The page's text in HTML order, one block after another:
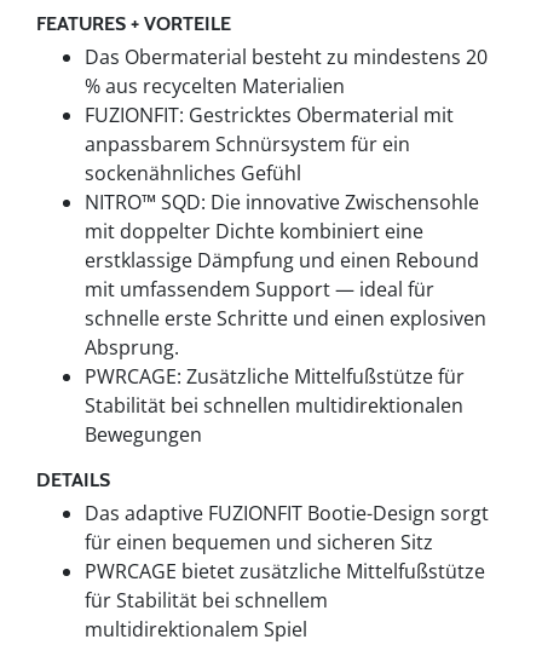
FEATURES + VORTEILE
Das Obermaterial besteht zu mindestens 20
% aus recycelten Materialien
FUZIONFIT: Gestricktes Obermaterial mit
anpassbarem Schnürsystem für ein
sockenähnliches Gefühl
NITRO™ SQD: Die innovative Zwischensohle
mit doppelter Dichte kombiniert eine
erstklassige Dämpfung und einen Rebound
mit umfassendem Support — ideal für
schnelle erste Schritte und einen explosiven
Absprung.
PWRCAGE: Zusätzliche Mittelfußstütze für
Stabilität bei schnellen multidirektionalen
Bewegungen
DETAILS
Das adaptive FUZIONFIT Bootie-Design sorgt
für einen bequemen und sicheren Sitz
PWRCAGE bietet zusätzliche Mittelfußstütze
für Stabilität bei schnellem
multidirektionalem Spiel